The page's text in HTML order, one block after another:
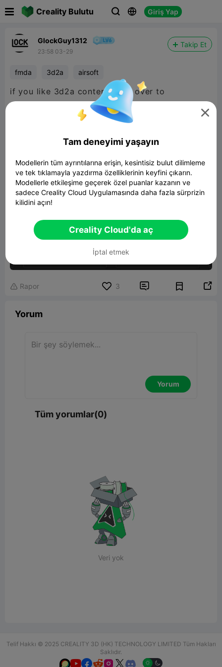
Creality Bulutu   Giriş Yap
GlockGuy1312
23:58 03-29
Takip Et
fmda 3d2a airsoft
if you like 3d2a content head over to
maker
 Rapor 3  
Yorum
Yorum
Tüm yorumlar(0)
Veri yok
Telif Hakkı © 2025 CREALITY 3D (HK) TECHNOLOGY LIMITED Tüm Hakları
Saklıdır.
  

Tam deneyimi yaşayın
Modellerin tüm ayrıntılarına erişin, kesintisiz bulut dilimleme
ve tek tıklamayla yazdırma özelliklerinin keyfini çıkarın.
Modellerle etkileşime geçerek özel puanlar kazanın ve
sadece Creality Cloud Uygulamasında daha fazla sürprizin
kilidini açın!
Creality Cloud'da aç
İptal etmek